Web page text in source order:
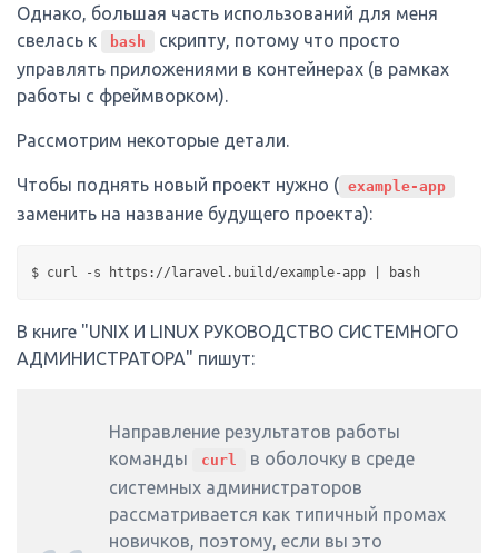
Однако, большая часть использований для меня
свелась к
bash
скрипту, потому что просто
управлять приложениями в контейнерах (в рамках
работы с фреймворком).
Рассмотрим некоторые детали.
Чтобы поднять новый проект нужно ( example-app
заменить на название будущего проекта):
В книге "UNIX И LINUX РУКОВОДСТВО СИСТЕМНОГО
АДМИНИСТРАТОРА" пишут:
Направление результатов работы
команды
curl
в оболочку в среде
системных администраторов
рассматривается как типичный промах
новичков, поэтому, если вы это